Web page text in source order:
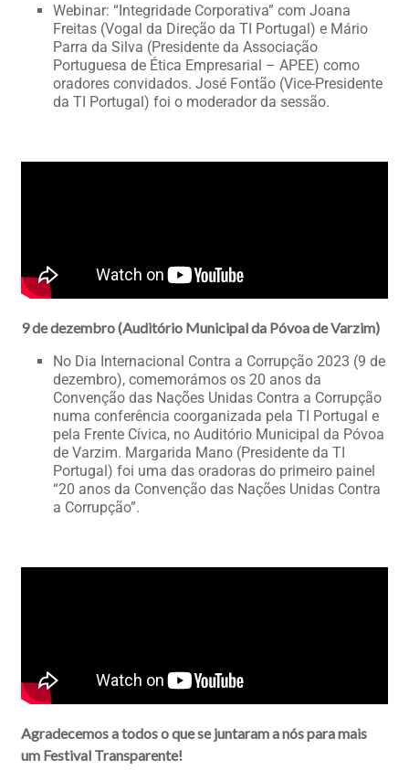
Webinar: “Integridade Corporativa” com Joana
Freitas (Vogal da Direção da TI Portugal) e Mário
Parra da Silva (Presidente da Associação
Portuguesa de Ética Empresarial – APEE) como
oradores convidados. José Fontão (Vice-Presidente
da TI Portugal) foi o moderador da sessão.
9 de dezembro (Auditório Municipal da Póvoa de Varzim)
No Dia Internacional Contra a Corrupção 2023 (9 de
dezembro), comemorámos os 20 anos da
Convenção das Nações Unidas Contra a Corrupção
numa conferência coorganizada pela TI Portugal e
pela Frente Cívica, no Auditório Municipal da Póvoa
de Varzim. Margarida Mano (Presidente da TI
Portugal) foi uma das oradoras do primeiro painel
“20 anos da Convenção das Nações Unidas Contra
a Corrupção”.
Agradecemos a todos o que se juntaram a nós para mais
um Festival Transparente!